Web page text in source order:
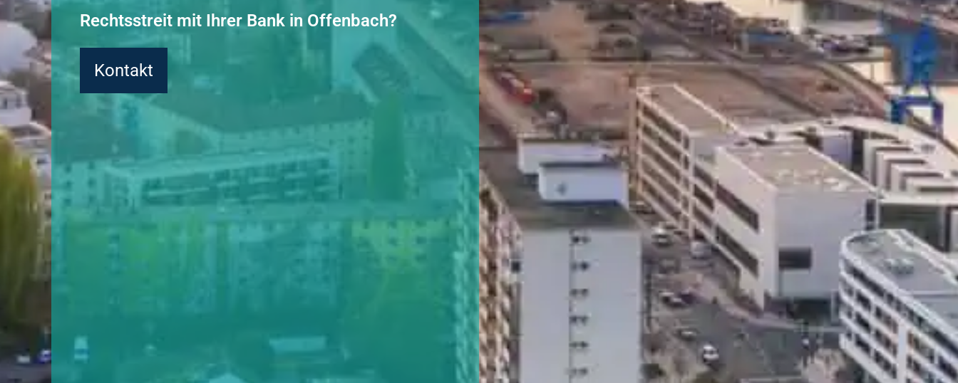
Rechtsstreit mit Ihrer Bank in Offenbach?
Kontakt